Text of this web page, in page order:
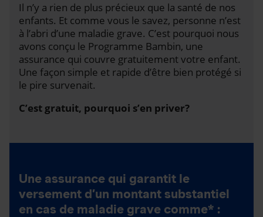
Il n’y a rien de plus précieux que la santé de nos
enfants. Et comme vous le savez, personne n’est
à l’abri d’une maladie grave. C’est pourquoi nous
avons conçu le Programme Bambin, une
assurance qui couvre gratuitement votre enfant.
Une façon simple et rapide d’être bien protégé si
le pire survenait.
C’est gratuit, pourquoi s’en priver?
Une assurance qui garantit le
versement d’un montant substantiel
en cas de maladie grave comme* :